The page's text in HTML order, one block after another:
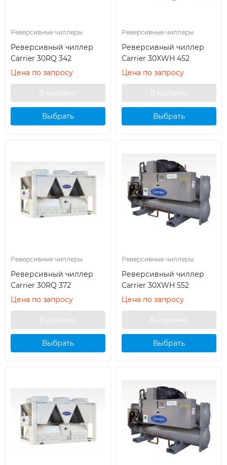
Реверсивные чиллеры
Реверсивный чиллер
Carrier 30RQ 342
Цена по запросу
Выбрать
Реверсивные чиллеры
Реверсивный чиллер
Carrier 30XWH 452
Цена по запросу
Выбрать
Реверсивные чиллеры
Реверсивный чиллер
Carrier 30RQ 372
Цена по запросу
Выбрать
Реверсивные чиллеры
Реверсивный чиллер
Carrier 30XWH 552
Цена по запросу
Выбрать